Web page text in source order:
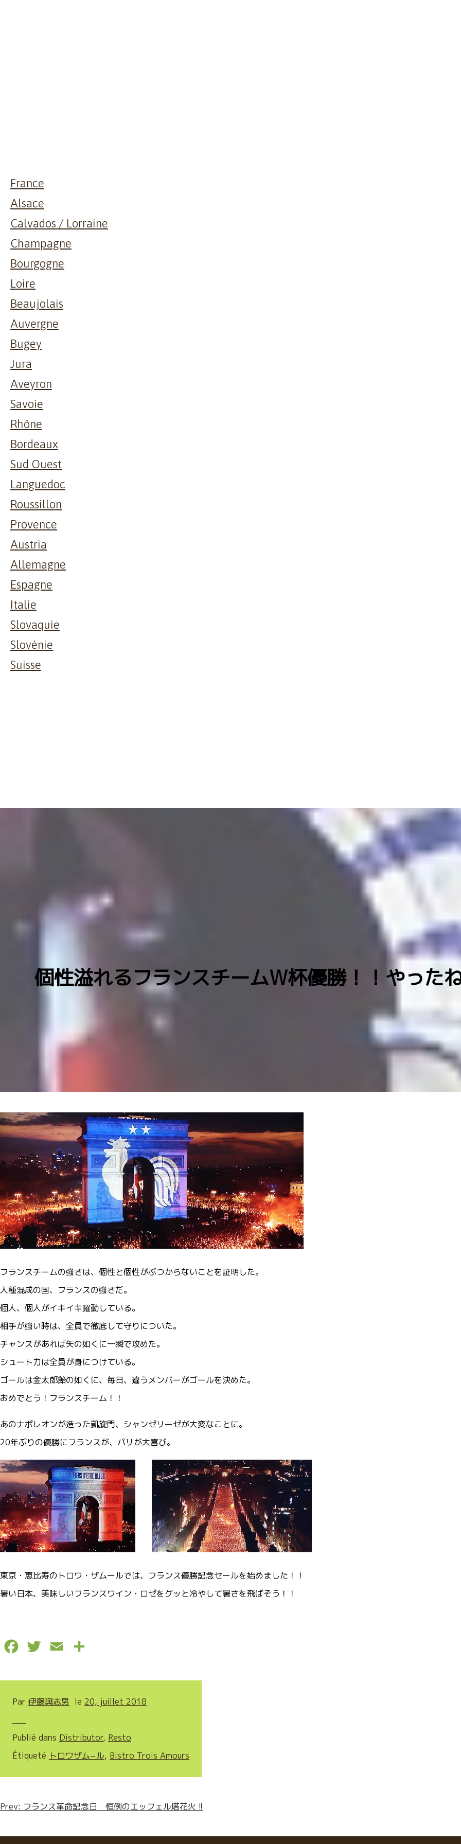
France
Alsace
Calvados / Lorraine
Champagne
Bourgogne
Loire
Beaujolais
Auvergne
Bugey
Jura
Aveyron
Savoie
Rhône
Bordeaux
Sud Ouest
Languedoc
Roussillon
Provence
Austria
Allemagne
Espagne
Italie
Slovaquie
Slovénie
Suisse
個性溢れるフランスチームW杯優勝！！やった
フランスチームの強さは、個性と個性がぶつからないことを証明した。
人種混成の国、フランスの強さだ。
個人、個人がイキイキ躍動している。
相手が強い時は、全員で徹底して守りについた。
チャンスがあれば矢の如くに一瞬で攻めた。
シュート力は全員が身につけている。
ゴールは金太郎飴の如くに、毎日、違うメンバーがゴールを決めた。
おめでとう！フランスチーム！！
あのナポレオンが造った凱旋門、シャンゼリーゼが大変なことに。
20年ぶりの優勝にフランスが、パリが大喜び。
東京・恵比寿のトロワ・ザムールでは、フランス優勝記念セールを始めました！！
暑い日本、美味しいフランスワイン・ロゼをグッと冷やして暑さを飛ばそう！！
c
e
b
o
o
k
i
t
e
r
a
i
r
t
g
e
r
Par 伊藤與志男 le 20, juillet 2018
Publié dans Distributor, Resto
Étiqueté トロワザム−ル, Bistro Trois Amours
Navigation
Prev: フランス革命記念日 恒例のエッフェル塔花火 !!